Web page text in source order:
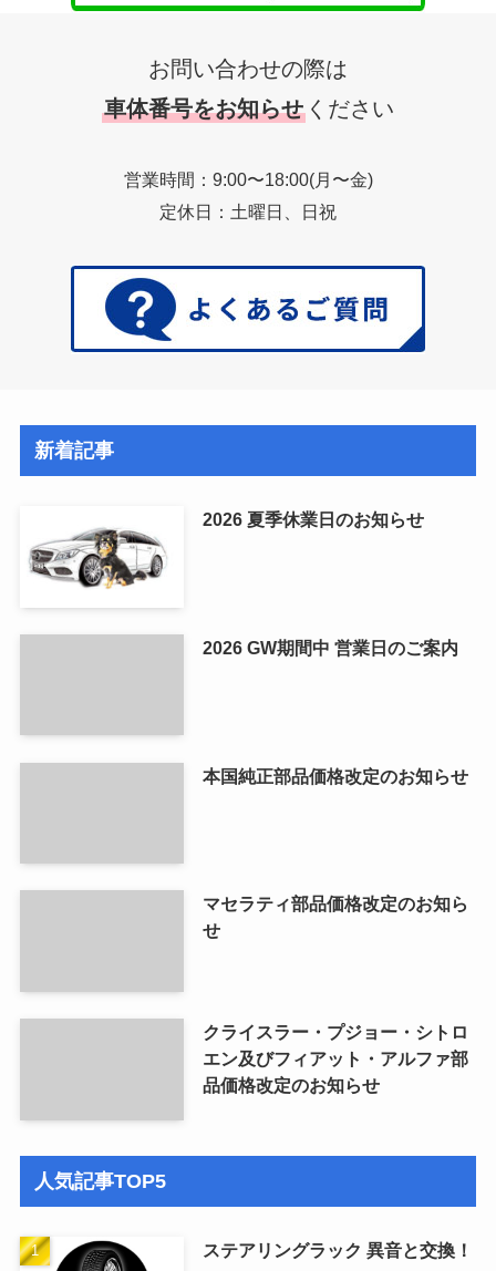
お問い合わせの際は
車体番号をお知らせ ください
営業時間：9:00〜18:00(月〜金)
定休日：土曜日、日祝
新着記事
2026 夏季休業日のお知らせ
2026 GW期間中 営業日のご案内
本国純正部品価格改定のお知らせ
マセラティ部品価格改定のお知ら
せ
クライスラー・プジョー・シトロ
エン及びフィアット・アルファ部
品価格改定のお知らせ
人気記事TOP5
ステアリングラック 異音と交換！